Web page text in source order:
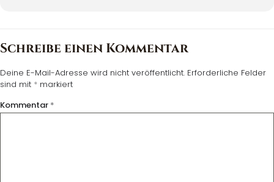
Schreibe einen Kommentar
Deine E-Mail-Adresse wird nicht veröffentlicht. Erforderliche Felder
sind mit * markiert
Kommentar *